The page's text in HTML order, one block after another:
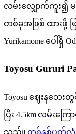
လမ်းလျှောက်ကူး၍ မ
တစ်ခုအဖြစ် ထားဖို့ ဖ
Yurikamome ပေါ်ရှိ
Toyosu Gururi
Toyosu ဈေးနဘေး
ပြီး 4.5km လမ်းက
သည်။ တစ်နှစ်ပတ်လုံး